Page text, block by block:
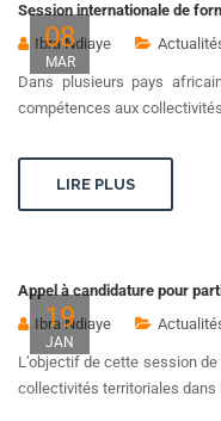
08
MAR
Session internationale de
Ibra Ndiaye
Dans plusieurs pays
compétences aux
LIRE PLUS
19
JAN
Appel à candidature pour
Ibra Ndiaye
L’objectif de cette session
collectivités territoriales dans